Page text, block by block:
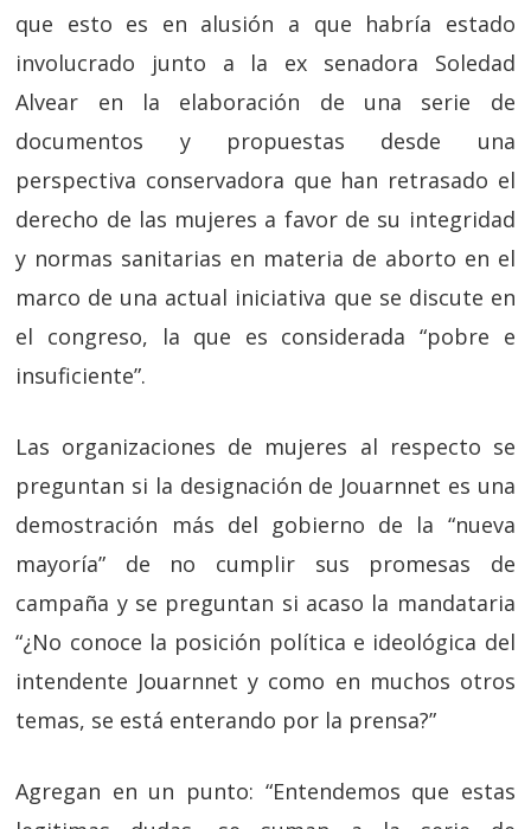
que esto es en alusión a que habría estado
involucrado junto a la ex senadora Soledad
Alvear en la elaboración de una serie de
documentos y propuestas desde una
perspectiva conservadora que han retrasado el
derecho de las mujeres a favor de su integridad
y normas sanitarias en materia de aborto en el
marco de una actual iniciativa que se discute en
el congreso, la que es considerada “pobre e
insuficiente”.
Las organizaciones de mujeres al respecto se
preguntan si la designación de Jouarnnet es una
demostración más del gobierno de la “nueva
mayoría” de no cumplir sus promesas de
campaña y se preguntan si acaso la mandataria
“¿No conoce la posición política e ideológica del
intendente Jouarnnet y como en muchos otros
temas, se está enterando por la prensa?”
Agregan en un punto: “Entendemos que estas